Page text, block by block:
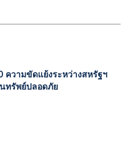
ความขัดแย้งระหว่างสหรัฐฯ
ทรัพย์ปลอดภัย